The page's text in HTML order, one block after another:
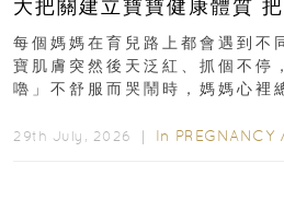
大把關建立寶寶健康體質
每個媽媽在育兒路上都會遇到不
寶肌膚突然後天泛紅、抓個不停
嚕」不舒服而哭鬧時，媽媽心裡
29th July, 2026 ｜ In PREGNANCY